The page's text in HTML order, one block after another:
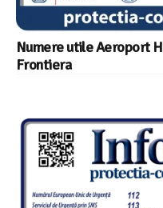
Numere utile Aeroport
Frontiera